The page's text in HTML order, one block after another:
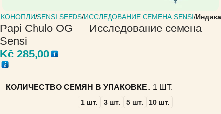
SENSI SEEDS ИССЛЕДОВАНИЕ СЕМЕНА SENSI Индика
Papi Chulo OG — Исследование семена
Sensi
Kč 285,00
КОЛИЧЕСТВО СЕМЯН В УПАКОВКЕ 1 ШТ.
1 шт. 3 шт. 5 шт. 10 шт.